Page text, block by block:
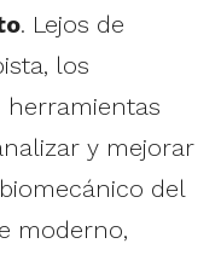
. Lejos de
los
herramientas
y mejorar
del
moderno,